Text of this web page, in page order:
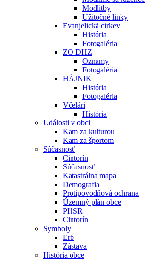
Modlitby
Užitočné linky
Evanjelická cirkev
História
Fotogaléria
ZO DHZ
Oznamy
Fotogaléria
HÁJNIK
História
Fotogaléria
Včelári
História
Události v obci
Kam za kulturou
Kam za športom
Súčasnosť
Cintorín
Súčasnosť
Katastrálna mapa
Demografia
Protipovodňová ochrana
Územný plán obce
PHSR
Cintorín
Symboly
Erb
Zástava
História obce